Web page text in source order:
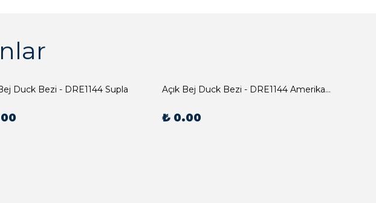
Duck Bezi - DRE1144 Supla Açık Bej Duck Bezi - DRE1144 Amerikan Servis
₺ 0.00